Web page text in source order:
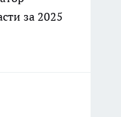
за 2025